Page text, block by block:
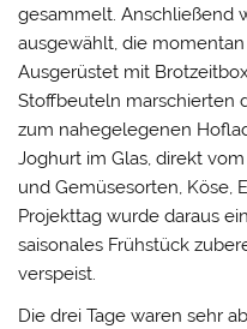
gesammelt. Anschließend
ausgewählt, die
Ausgerüstet mit
Stoffbeuteln marschierten
zum nahegelegenen
Joghurt im Glas, direkt
und Gemüsesorten, Köse,
Projekttag wurde daraus
saisonales Frühstück
verspeist.
Die drei Tage waren sehr